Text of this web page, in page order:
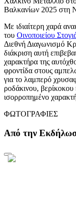
Βαλκανίων 2025 στη
Με ιδιαίτερη χαρά
του Οινοποιείου
Διεθνή Διαγωνισμό
διάκριση αυτή
χαρακτήρα της
φροντίδα στους
για το λαμπερό
ροδάκινου,
ισορροπημένο
ΦΩΤΟΓΡΑΦΙΕΣ
Από την